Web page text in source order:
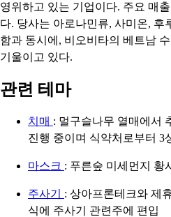
영위하고 있는 기업이다. 주요 매
다. 당사는 아로나민류, 사미온,
함과 동시에, 비오비타의 베트남
기울이고 있다.
관련 테마
치매 : 멀구슬나무 열매에서
진행 중이며 식약처로부터 3
마스크 : 푸른숲 미세먼지 황
주사기 : 상아프론테크와 제
식에 주사기 관련주에 편입